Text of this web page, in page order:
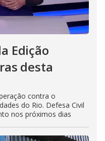
Edição
desta
contra o
do Rio. Defesa Civil
nos próximos dias